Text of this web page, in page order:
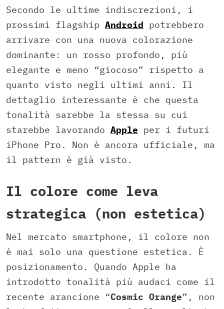
Secondo le ultime indiscrezioni, i
prossimi flagship Android potrebbero
arrivare con una nuova colorazione
dominante: un rosso profondo, più
elegante e meno “giocoso” rispetto a
quanto visto negli ultimi anni. Il
dettaglio interessante è che questa
tonalità sarebbe la stessa su cui
starebbe lavorando Apple per i futuri
iPhone Pro. Non è ancora ufficiale, ma
il pattern è già visto.
Il colore come leva
strategica (non estetica)
Nel mercato smartphone, il colore non
è mai solo una questione estetica. È
posizionamento. Quando Apple ha
introdotto tonalità più audaci come il
recente arancione “Cosmic Orange”, non